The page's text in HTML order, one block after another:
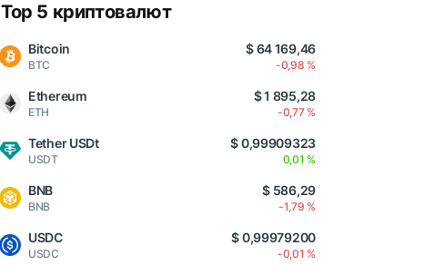
Top 5 криптовалют
Bitcoin
BTC
$ 64 169,46
-0,98 %
Ethereum
ETH
$ 1 895,28
-0,77 %
Tether USDt
USDT
$ 0,99909323
0,01 %
BNB
BNB
$ 586,29
-1,79 %
USDC
USDC
$ 0,99979200
-0,01 %